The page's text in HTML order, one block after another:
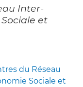
Inter-
et
du Réseau
Sociale et